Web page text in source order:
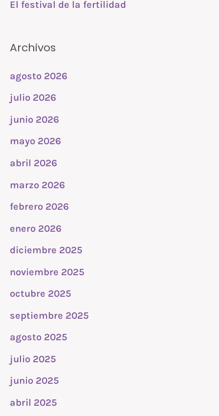
El festival de la fertilidad
Archivos
agosto 2026
julio 2026
junio 2026
mayo 2026
abril 2026
marzo 2026
febrero 2026
enero 2026
diciembre 2025
noviembre 2025
octubre 2025
septiembre 2025
agosto 2025
julio 2025
junio 2025
abril 2025